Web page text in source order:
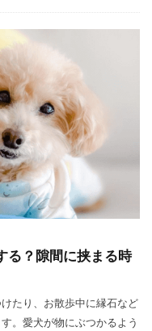
る？隙間に挟まる時
たり、お散歩中に縁石など
。愛犬が物にぶつかるよう